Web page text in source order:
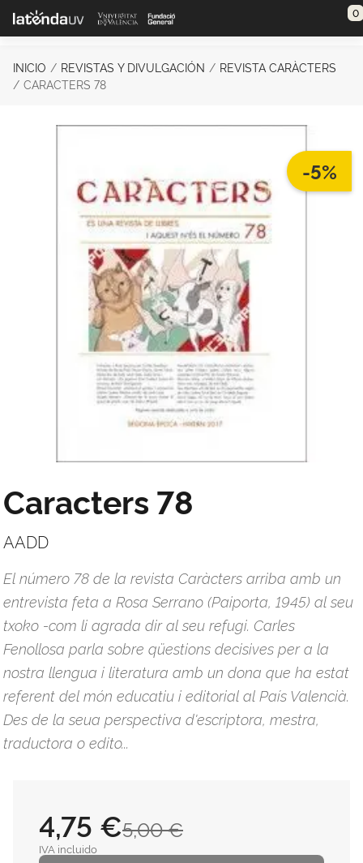
Saltar al contenido principal 0
INICIO REVISTAS Y DIVULGACIÓN
REVISTA CARÀCTERS
CARACTERS 78
-5%
Caracters 78
AADD
El número 78 de la revista Caràcters arriba amb un
entrevista feta a Rosa Serrano (Paiporta, 1945) al seu
txoko -com li agrada dir al seu refugi. Carles
Fenollosa parla sobre qüestions decisives per a la
nostra llengua i literatura amb un dona que ha estat
referent del món educatiu i editorial al País Valencià.
Des de la seua perspectiva d'escriptora, mestra,
traductora o edito...
5,00 €
4,75 €
IVA incluido